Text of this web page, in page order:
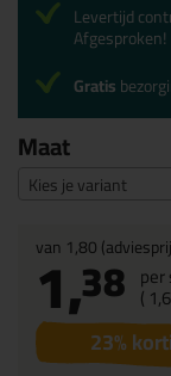
Maat
Kies je variant
van 1,80
1,38 ( 1,
23%
Levertijd
Afgesproken!
Gratis